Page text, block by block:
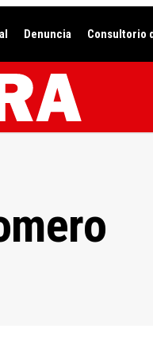
Denuncia Consultorio